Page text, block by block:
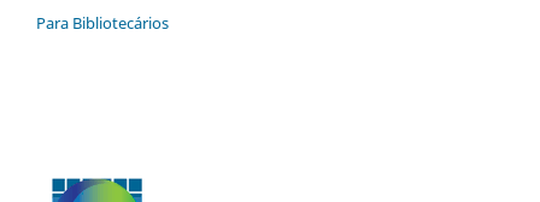
Para Bibliotecários